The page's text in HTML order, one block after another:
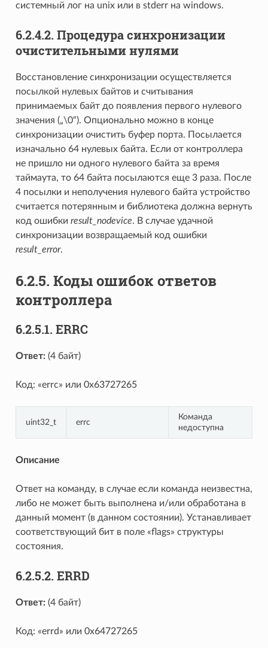
системный лог на unix или в stderr на windows.
6.2.4.2. Процедура синхронизации
очистительными нулями
Восстановление синхронизации осуществляется
посылкой нулевых байтов и считывания
принимаемых байт до появления первого нулевого
значения („\0“). Опционально можно в конце
синхронизации очистить буфер порта. Посылается
изначально 64 нулевых байта. Если от контроллера
не пришло ни одного нулевого байта за время
таймаута, то 64 байта посылаются еще 3 раза. После
4 посылки и неполучения нулевого байта устройство
считается потерянным и библиотека должна вернуть
код ошибки result_nodevice. В случае удачной
синхронизации возвращаемый код ошибки
result_error.
6.2.5. Коды ошибок ответов
контроллера
6.2.5.1. ERRC
Ответ:(4 байт)
Код: «errc» или 0x63727265
uint32_t errc
Команда
недоступна
Описание
Ответ на команду, в случае если команда неизвестна,
либо не может быть выполнена и/или обработана в
данный момент (в данном состоянии). Устанавливает
соответствующий бит в поле «flags» структуры
состояния.
6.2.5.2. ERRD
Ответ:(4 байт)
Код: «errd» или 0x64727265